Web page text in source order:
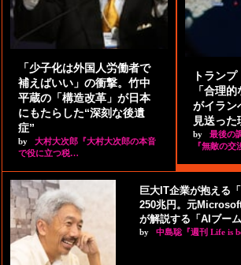
「少子化は外国人労働者で
補えばいい」の衝撃。竹中
平蔵の「構造改革」が日本
にもたらした“深刻な後遺
症”
by
大村大次郎『大村大次郎の本音
で役に立つ税…
トラン
「合理
がイラン
見送った
by
最後の
『無敵の
巨大IT企業が抱える
250兆円。元
が解説する「AIブー
by 中島聡『週刊 Life is